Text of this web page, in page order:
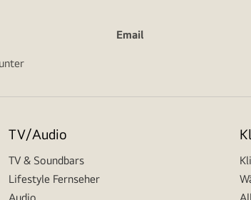
Email
TV/Audio
TV & Soundbars
Lifestyle Fernseher